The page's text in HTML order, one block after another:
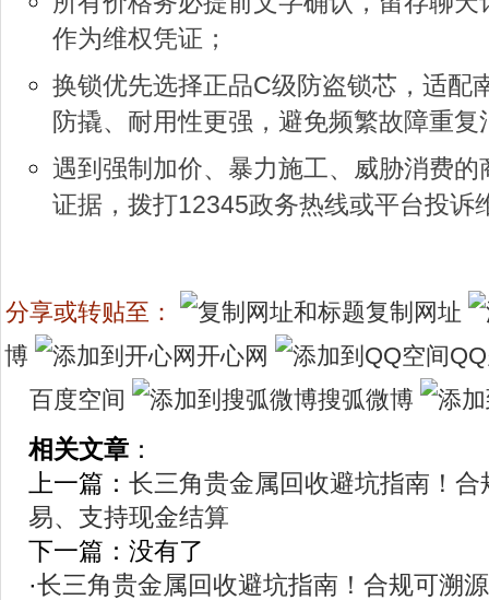
作为维权凭证；
换锁优先选择正品C级防盗锁芯，适配
防撬、耐用性更强，避免频繁故障重复
遇到强制加价、暴力施工、威胁消费的
证据，拨打12345政务热线或平台投诉
分享或转贴至：
复制网址
博
开心网
百度空间
搜弧微博
相关文章 ：
上一篇： 长三角贵金属回收避坑指南！
易、支持现金结算
下一篇：没有了
·长三角贵金属回收避坑指南！合规可溯